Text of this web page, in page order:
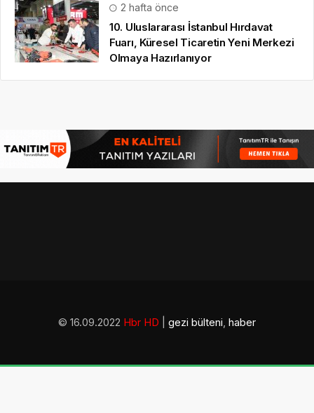
2 hafta önce
10. Uluslararası İstanbul Hırdavat
Fuarı, Küresel Ticaretin Yeni Merkezi
Olmaya Hazırlanıyor
© 16.09.2022 Hbr HD gezi bülteni, haber